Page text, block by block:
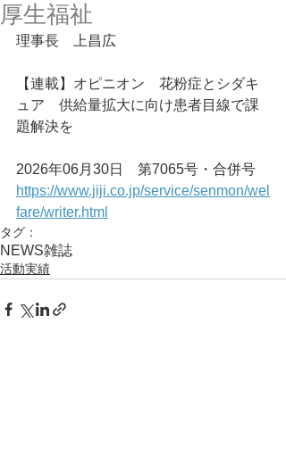
厚生福祉
理事長　上昌広
【連載】オピニオン　花粉症とシダキ
ュア　供給量拡大に向け患者目線で課
題解決を
2026年06月30日　第7065号・合併号
https://www.jiji.co.jp/service/senmon/wel
fare/writer.html
タグ：
NEWS雑誌
活動実績